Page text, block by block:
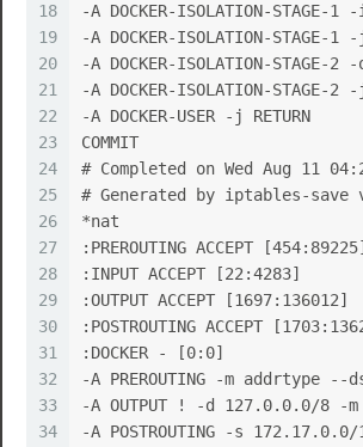
18
19
20
21
22
23
24
25
26
27
28
29
30
31
32
33
34
-A DOCKER-ISOLATION-
-A DOCKER-ISOLATION-STAGE-1 -
-A DOCKER-ISOLATION-STAGE-2
-A DOCKER-ISOLATION-STAGE-2 -
-A DOCKER-USER -j RETURN
COMMIT
# Completed on Wed Aug 11
# Generated by iptables-save
*nat
:PREROUTING ACCEPT [454:89225]
:INPUT ACCEPT [22:4283]
:OUTPUT ACCEPT [1697:136012]
:POSTROUTING ACCEPT
:DOCKER - [0:0]
-A PREROUTING -m addrtype --
-A OUTPUT ! -d 127.0.0.0/8 -
-A POSTROUTING -s